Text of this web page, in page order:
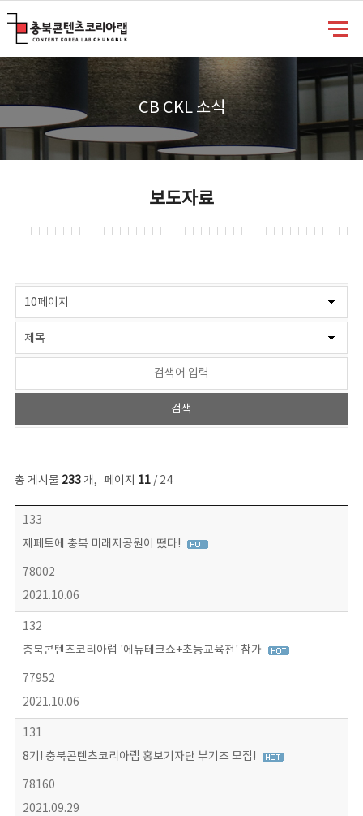
CB CKL 소식
보도자료
총 게시물 233개, 페이지 11/ 24
보도자료 목록 - 번호, 제목, 작성자, 파일, 조회수, 작성일 정보 제공
133
제페토에 충북 미래지공원이 떴다!
78002
2021.10.06
132
충북콘텐츠코리아랩 '에듀테크쇼+초등교육전' 참가
77952
2021.10.06
131
8기! 충북콘텐츠코리아랩 홍보기자단 부기즈 모집!
78160
2021.09.29